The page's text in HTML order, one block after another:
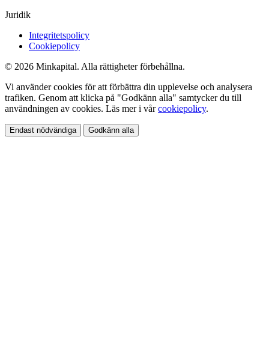
Juridik
Integritetspolicy
Cookiepolicy
© 2026 Minkapital. Alla rättigheter förbehållna.
Vi använder cookies för att förbättra din upplevelse och analysera
trafiken. Genom att klicka på "Godkänn alla" samtycker du till
användningen av cookies. Läs mer i vårcookiepolicy.
Endast nödvändiga Godkänn alla